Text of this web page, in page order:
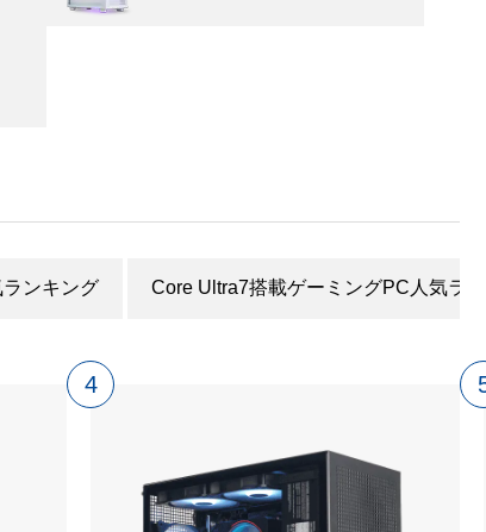
ンキング Core Ultra7搭載ゲーミングPC人気ラ
4